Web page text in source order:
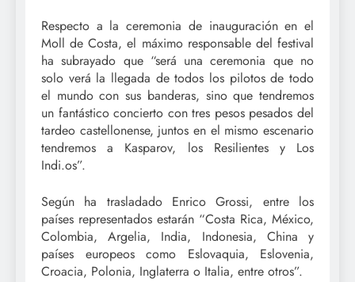
Respecto a la ceremonia de inauguración en el
Moll de Costa, el máximo responsable del festival
ha subrayado que “será una ceremonia que no
solo verá la llegada de todos los pilotos de todo
el mundo con sus banderas, sino que tendremos
un fantástico concierto con tres pesos pesados del
tardeo castellonense, juntos en el mismo escenario
tendremos a Kasparov, los Resilientes y Los
Indi.os”.
Según ha trasladado Enrico Grossi, entre los
países representados estarán “Costa Rica, México,
Colombia, Argelia, India, Indonesia, China y
países europeos como Eslovaquia, Eslovenia,
Croacia, Polonia, Inglaterra o Italia, entre otros”.